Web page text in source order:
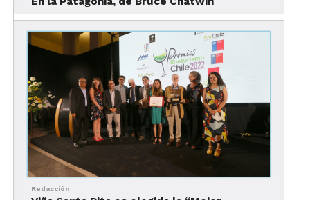
de la ciudad son el Parque Saval y el Santuario de la
Naturaleza Carlos Andwanter.
Redacción